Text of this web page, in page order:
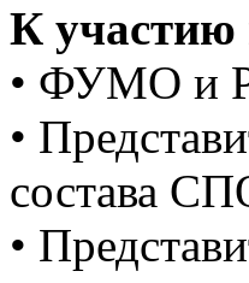
К
• ФУМО и
•
состава
•